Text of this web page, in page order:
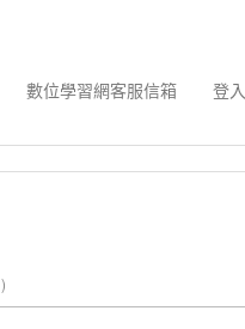
數位學習網客服信箱 登入
)